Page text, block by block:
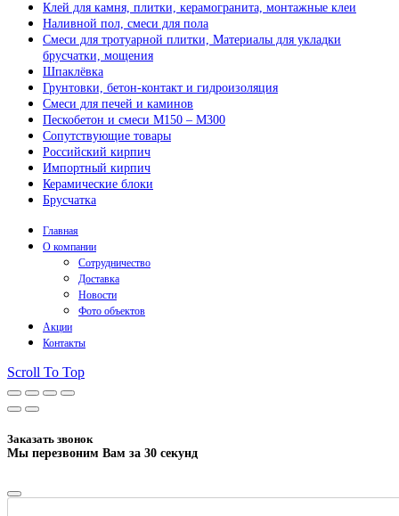
Клей для камня, плитки, керамогранита, монтажные клеи
Наливной пол, смеси для пола
Смеси для тротуарной плитки, Материалы для укладки
брусчатки, мощения
Шпаклёвка
Грунтовки, бетон-контакт и гидроизоляция
Смеси для печей и каминов
Пескобетон и смеси М150 – М300
Сопутствующие товары
Российский кирпич
Импортный кирпич
Керамические блоки
Брусчатка
Главная
О компании
Сотрудничество
Доставка
Новости
Фото объектов
Акции
Контакты
Scroll To Top
Заказать звонок
Мы перезвоним Вам за 30 секунд